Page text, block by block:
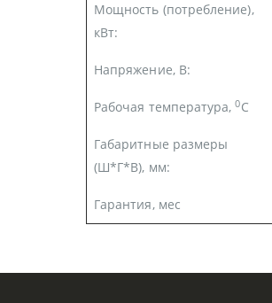
Мощность (потребление),
кВт:
Напряжение, В:
Рабочая температура,0С
Габаритные размеры
(Ш*Г*В), мм:
Гарантия, мес